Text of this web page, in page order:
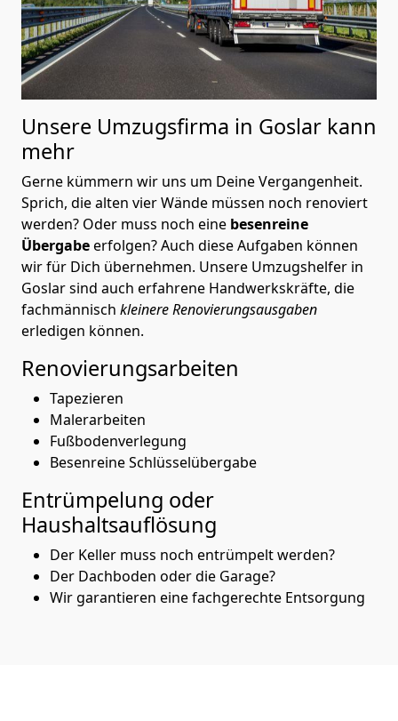
Unsere Umzugsfirma in Goslar kann
mehr
Gerne kümmern wir uns um Deine Vergangenheit.
Sprich, die alten vier Wände müssen noch renoviert
werden? Oder muss noch eine besenreine
Übergabeerfolgen? Auch diese Aufgaben können
wir für Dich übernehmen. Unsere Umzugshelfer in
Goslar sind auch erfahrene Handwerkskräfte, die
fachmännisch kleinere Renovierungsausgaben
erledigen können.
Renovierungsarbeiten
Tapezieren
Malerarbeiten
Fußbodenverlegung
Besenreine Schlüsselübergabe
Entrümpelung oder
Haushaltsauflösung
Der Keller muss noch entrümpelt werden?
Der Dachboden oder die Garage?
Wir garantieren eine fachgerechte Entsorgung